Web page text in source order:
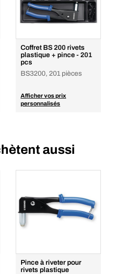
Coffret BS 200 rivets
plastique + pince - 201
pcs
BS3200, 201 pièces
Afficher vos prix
personnalisés
aussi
Pince à riveter pour
rivets plastique